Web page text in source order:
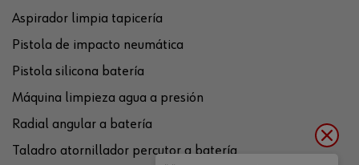
Aspirador limpia tapicería
Pistola de impacto neumática
Pistola silicona batería
Máquina limpieza agua a presión
Radial angular a batería
Taladro atornillador percutor a batería